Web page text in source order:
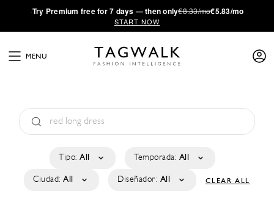
·Try Premium free for 7 days — then only€8.33/mo€5.83/mo
START NOW
MENU
Tipo: All Temporada: All
Ciudad: All Diseñador: All CLEAR ALL